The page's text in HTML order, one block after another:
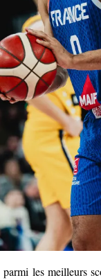
les meilleurs